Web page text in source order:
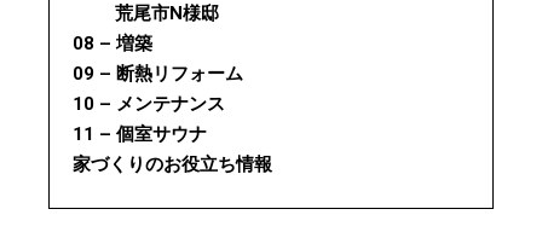
荒尾市N様邸
08 – 増築
09 – 断熱リフォーム
10 – メンテナンス
11 – 個室サウナ
家づくりのお役立ち情報